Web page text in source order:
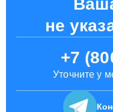
не
+7
Уточните у